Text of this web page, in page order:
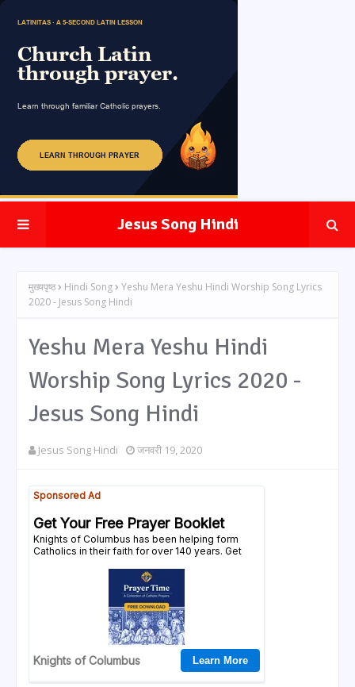
Jesus Song Hindi
मुख्यपृष्ठ Hindi Song
Yeshu Mera Yeshu Hindi Worship Song Lyrics
2020 - Jesus Song Hindi
Yeshu Mera Yeshu Hindi
Worship Song Lyrics 2020 -
Jesus Song Hindi
Jesus Song Hindi जनवरी 19, 2020